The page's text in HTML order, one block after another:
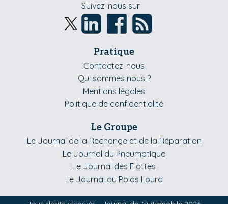
Suivez-nous sur
Pratique
Contactez-nous
Qui sommes nous ?
Mentions légales
Politique de confidentialité
Le Groupe
Le Journal de la Rechange et de la Réparation
Le Journal du Pneumatique
Le Journal des Flottes
Le Journal du Poids Lourd